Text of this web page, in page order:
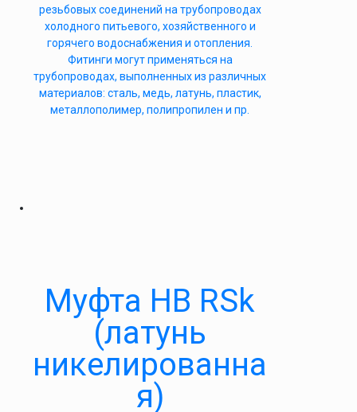
резьбовых соединений на трубопроводах
холодного питьевого, хозяйственного и
горячего водоснабжения и отопления.
Фитинги могут применяться на
трубопроводах, выполненных из различных
материалов: сталь, медь, латунь, пластик,
металлополимер, полипропилен и пр.
Муфта НВ RSk
(латунь
никелированна
я)